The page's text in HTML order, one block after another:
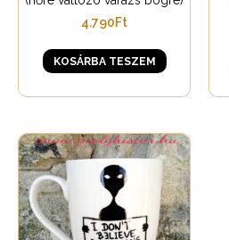
4.790Ft
KOSÁRBA TESZEM